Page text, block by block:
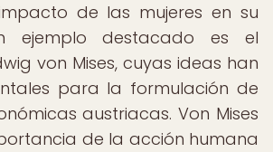
de las mujeres en su
ejemplo destacado es el
von Mises, cuyas ideas han
para la formulación de
austriacas. Von Mises
de la acción humana